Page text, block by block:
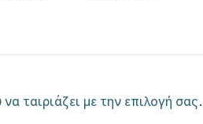
ταιριάζει με την επιλογή σας.